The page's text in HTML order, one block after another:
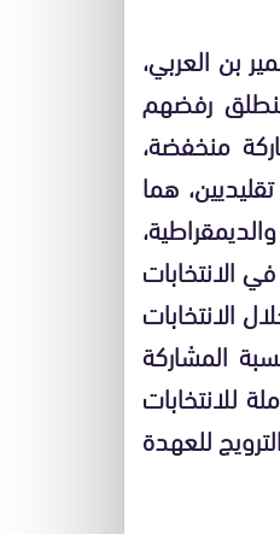
بن العربي،
رفضهم
منخفضة،
هما
الانتخابات
الانتخابات
نسبة المشاركة
للانتخابات
الترويج للعهدة